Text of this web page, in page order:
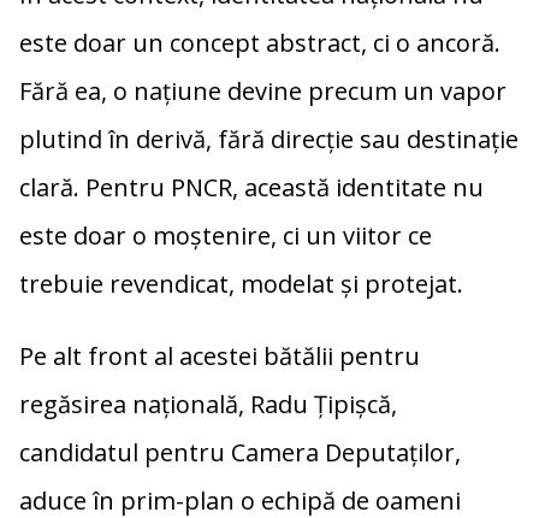
este doar un concept abstract, ci o ancoră.
Fără ea, o națiune devine precum un vapor
plutind în derivă, fără direcție sau destinație
clară. Pentru PNCR, această identitate nu
este doar o moștenire, ci un viitor ce
trebuie revendicat, modelat și protejat.
Pe alt front al acestei bătălii pentru
regăsirea națională, Radu Țipișcă,
candidatul pentru Camera Deputaților,
aduce în prim-plan o echipă de oameni